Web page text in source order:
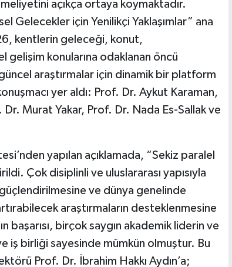
açıkça ortaya koymaktadır.
Gelecekler için Yenilikçi Yaklaşımlar” ana
kentlerin geleceği, konut,
gelişim konularına odaklanan öncü
araştırmalar için dinamik bir platform
yer aldı: Prof. Dr. Aykut Karaman,
Murat Yakar, Prof. Dr. Nada Es-Sallak ve
yapılan açıklamada, “Sekiz paralel
Çok disiplinli ve uluslararası yapısıyla
ve dünya genelinde
araştırmaların desteklenmesine
başarısı, birçok saygın akademik liderin ve
iş birliği sayesinde mümkün olmuştur. Bu
Prof. Dr. İbrahim Hakkı Aydın’a;